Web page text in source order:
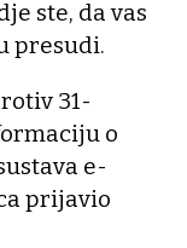
ste, da vas
presudi.
31-
o
e-
prijavio